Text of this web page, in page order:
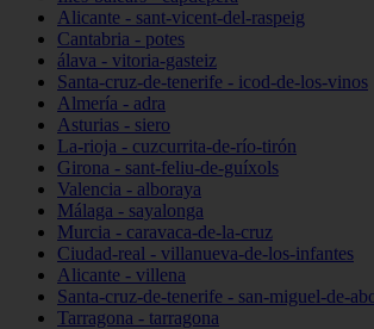
Alicante - sant-vicent-del-raspeig
Cantabria - potes
álava - vitoria-gasteiz
Santa-cruz-de-tenerife - icod-de-los-vinos
Almería - adra
Asturias - siero
La-rioja - cuzcurrita-de-río-tirón
Girona - sant-feliu-de-guíxols
Valencia - alboraya
Málaga - sayalonga
Murcia - caravaca-de-la-cruz
Ciudad-real - villanueva-de-los-infantes
Alicante - villena
Santa-cruz-de-tenerife - san-miguel-de-
Tarragona - tarragona